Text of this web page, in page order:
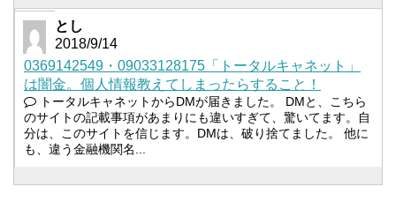
とし
2018/9/14
0369142549・09033128175「トータルキャネット」
は闇金。個人情報教えてしまったらすること！
トータルキャネットからDMが届きました。 DMと、こちら
のサイトの記載事項があまりにも違いすぎて、驚いてます。自
分は、このサイトを信じます。DMは、破り捨てました。 他に
も、違う金融機関名...